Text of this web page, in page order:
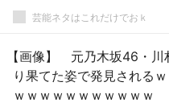
芸能ネタはこれだけでおｋ
【画像】 元乃木坂46・川
り果てた姿で発見される
ｗｗｗｗｗｗｗｗｗｗｗ